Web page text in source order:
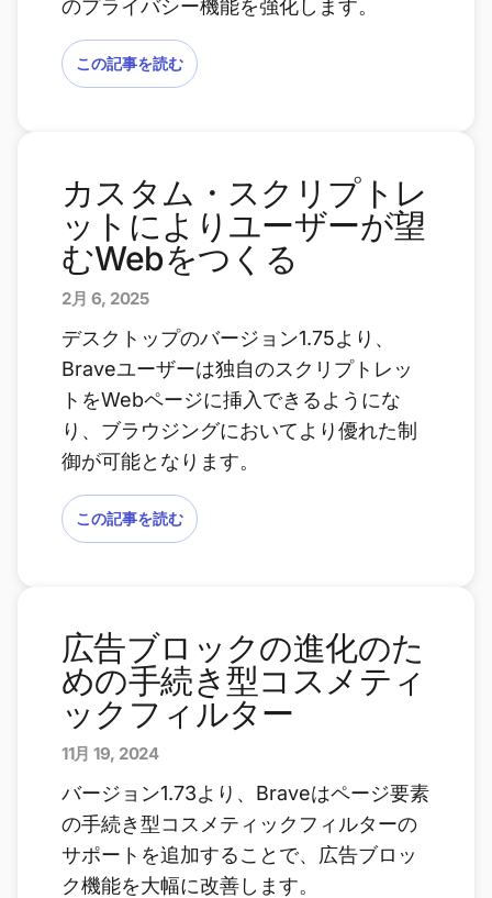
のプライバシー機能を強化します。
この記事を読む
カスタム・スクリプトレ
ットによりユーザーが望
むWebをつくる
2月 6, 2025
デスクトップのバージョン1.75より、
Braveユーザーは独自のスクリプトレッ
トをWebページに挿入できるようにな
り、ブラウジングにおいてより優れた制
御が可能となります。
この記事を読む
広告ブロックの進化のた
めの手続き型コスメティ
ックフィルター
11月 19, 2024
バージョン1.73より、Braveはページ要素
の手続き型コスメティックフィルターの
サポートを追加することで、広告ブロッ
ク機能を大幅に改善します。